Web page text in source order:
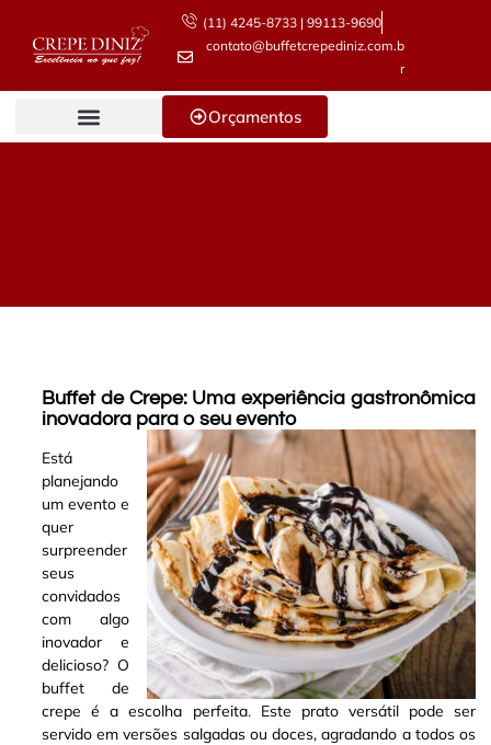
(11) 4245-8733 | 99113-9690
contato@buffetcrepediniz.com.b
r
Orçamentos
Buffet de Crepe: Uma experiência gastronômica
inovadora para o seu evento
Está
planejando
um evento e
quer
surpreender
seus
convidados
com algo
inovador e
delicioso? O
buffet de
crepe é a escolha perfeita.Este prato versátil pode ser
servido em versões salgadas ou doces, agradando a todos os